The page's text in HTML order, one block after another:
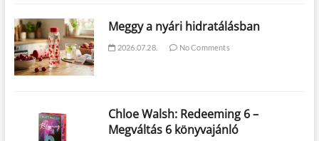
Meggy a nyári hidratálásban
2026.07.28. No Comments
Chloe Walsh: Redeeming 6 –
Megváltás 6 könyvajánló